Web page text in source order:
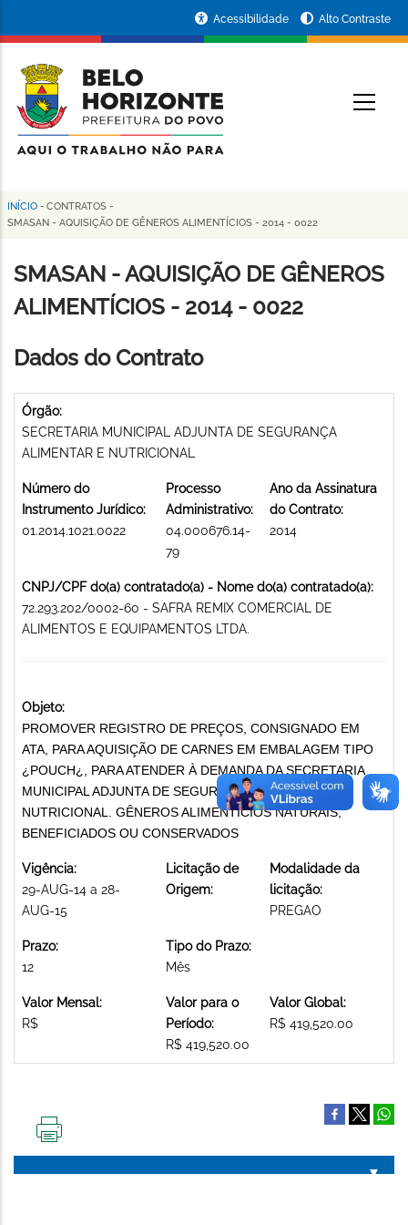
conteúdo
principal
da
Prefeitura
de
Horizonte
Acessibilidade Alto Contraste
Trilha
navegação
INÍCIO - CONTRATOS -
SMASAN - AQUISIÇÃO DE GÊNEROS ALIMENTÍCIOS - 2014 - 0022
SMASAN - AQUISIÇÃO DE GÊNEROS
ALIMENTÍCIOS - 2014 - 0022
Dados do Contrato
Órgão:
SECRETARIA MUNICIPAL ADJUNTA DE SEGURANÇA
ALIMENTAR E NUTRICIONAL
Número do
Instrumento Jurídico:
01.2014.1021.0022
Processo
Administrativo:
04.000676.14-
79
Ano da Assinatura
do Contrato:
2014
CNPJ/CPF do(a) contratado(a) - Nome do(a) contratado(a):
72.293.202/0002-60 - SAFRA REMIX COMERCIAL DE
ALIMENTOS E EQUIPAMENTOS LTDA.
Objeto:
PROMOVER REGISTRO DE PREÇOS, CONSIGNADO EM
ATA, PARA AQUISIÇÃO DE CARNES EM EMBALAGEM TIPO
¿POUCH¿, PARA ATENDER À DEMANDA DA SECRETARIA
MUNICIPAL ADJUNTA DE SEGURANÇA ALIMENTAR E
NUTRICIONAL. GÊNEROS ALIMENTÍCIOS NATURAIS,
BENEFICIADOS OU CONSERVADOS
Vigência:
29-AUG-14 a 28-
AUG-15
Licitação de
Origem:
Modalidade da
licitação:
PREGAO
Prazo:
12
Tipo do Prazo:
Mês
Valor Mensal:
R$
Valor para o
Período:
R$ 419,520.00
Valor Global:
R$ 419,520.00
PÁGINA